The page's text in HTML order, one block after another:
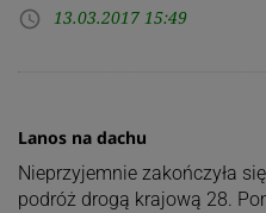
access_time 13.03.2017 15:49
Lanos na dachu
Nieprzyjemnie zakończyła
podróż drogą krajową 28.